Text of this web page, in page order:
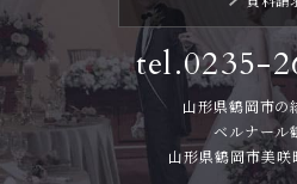
tel.0235-
山形県鶴岡市の
ベルナール
山形県鶴岡市美